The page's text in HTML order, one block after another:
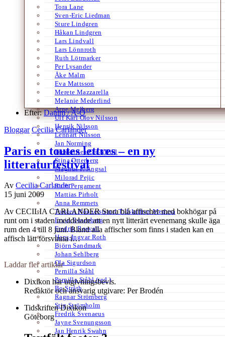
Tora Lane
Sven-Eric Liedman
Sture Lindgren
Håkan Lindgren
Lars Lindvall
Lars Lönnroth
Ruth Lötmarker
Per Lysander
Åke Malm
Eva Mattsson
Merete Mazzarella
Melanie Mederlind
Arne Melberg
Ulf Karl Olov Nilsson
Henrik Nilsson
Lennart Nilsson
Jan Norming
Tidskriften Ord&Bild
Stina Otterberg
Magnus P. Ängsal
Milorad Pejic
Ruth Pergament
Mattias Pirholt
Anna Remmets
Torsten Rönnerstrand Tidskriften Medusa
Ervin Rosenberg
Fredrik Rosvall
Hans-Ingvar Roth
Björn Sandmark
Johan Sehlberg
Ola Sigurdson
Pernilla Ståhl
Pernilla Ståhl (red.)
Bo Stråth
Ragnar Strömberg
Stig Strömholm
Fredrik Svenaeus
Jayne Svenungsson
Jan Henrik Swahn
Efter:Datum /A-Ö
Bloggar Cecilia Carlander
Paris en toutes lettres – en ny
litteraturfestival
Av Cecilia Carlander
15 juni 2009
Av CECILIA CARLANDER Stora blå affischer med bokhögar på
runt om i staden meddelade att en nytt litterärt evenemang skulle äga
rum den 4 till 8 juni. Bland alla affischer som finns i staden kan en
affisch lätt försvinna i…
Laddar fler artiklar
Dixikon har utgivningsbevis.
Redaktör och ansvarig utgivare: Per Brodén
Tidskriften Dixikon
Göteborg